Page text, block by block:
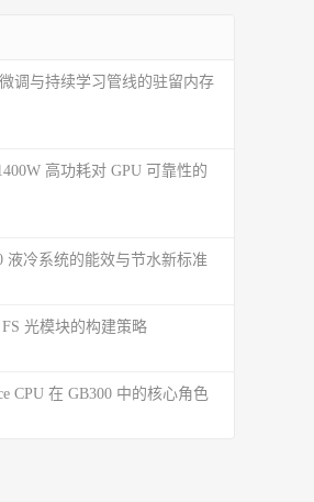
调与持续学习管线的驻留内存
高功耗对 GPU 可靠性的
液冷系统的能效与节水新标准
光模块的构建策略
CPU 在 GB300 中的核心角色